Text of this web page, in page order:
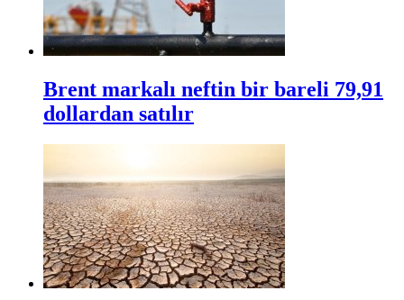
Brent markalı neftin bir bareli 79,91
dollardan satılır